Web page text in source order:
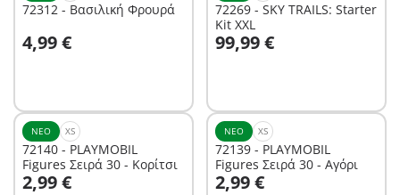
72312 - Βασιλική Φρουρά
4,99 €
72269 - SKY TRAILS: Starter
Kit XXL
99,99 €
ΝΈΟ XS
72140 - PLAYMOBIL
Figures Σειρά 30 - Κορίτσι
2,99 €
ΝΈΟ XS
72139 - PLAYMOBIL
Figures Σειρά 30 - Αγόρι
2,99 €